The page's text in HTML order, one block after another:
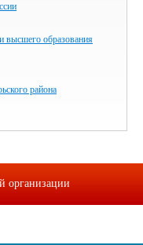
высшего образования
района
организации